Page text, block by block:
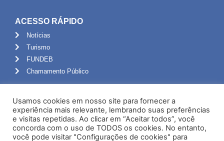
ACESSO RÁPIDO
Notícias
Turismo
FUNDEB
Chamamento Público
Portal do Servidor
Webmail
Administração
Usamos cookies em nosso site para fornecer a
experiência mais relevante, lembrando suas preferências
e visitas repetidas. Ao clicar em “Aceitar todos”, você
concorda com o uso de TODOS os cookies. No entanto,
você pode visitar "Configurações de cookies" para